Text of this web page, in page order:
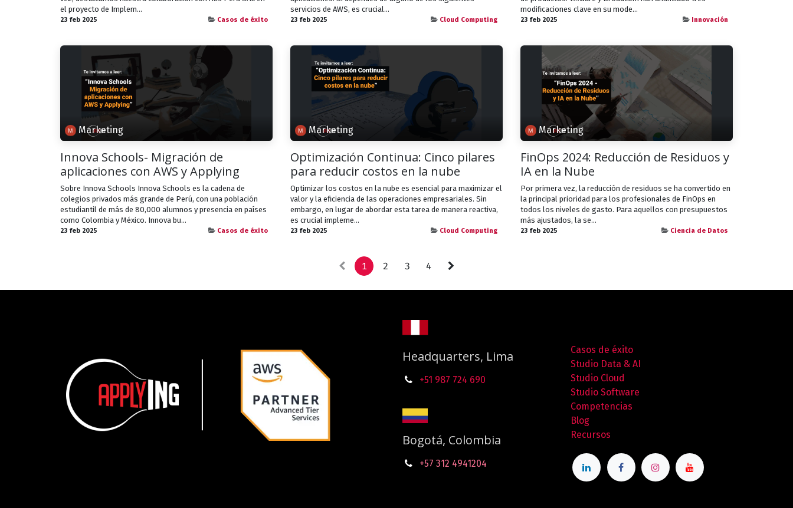
el proyecto de Implem...
23 feb 2025 Casos de éxito
servicios de AWS, es crucial...
23 feb 2025 Cloud Computing
modificaciones clave en su mode...
23 feb 2025 Innovación
Marketing
Innova Schools- Migración de
aplicaciones con AWS y Applying
Sobre Innova Schools Innova Schools es la cadena de
colegios privados más grande de Perú, con una población
estudiantil de más de 80,000 alumnos y presencia en países
como Colombia y México. Innova bu...
23 feb 2025 Casos de éxito
Marketing
Optimización Continua: Cinco pilares
para reducir costos en la nube
Optimizar los costos en la nube es esencial para maximizar el
valor y la eficiencia de las operaciones empresariales. Sin
embargo, en lugar de abordar esta tarea de manera reactiva,
es crucial impleme...
23 feb 2025 Cloud Computing
Marketing
FinOps 2024: Reducción de Residuos y
IA en la Nube
Por primera vez, la reducción de residuos se ha convertido en
la principal prioridad para los profesionales de FinOps en
todos los niveles de gasto. Para aquellos con presupuestos
más ajustados, la se...
23 feb 2025 Ciencia de Datos
1 2 3 4
Bogotá, Colombia
+57 312 4941204
Casos de éxito
Studio Data & AI
Studio Cloud
Studio Software
Competencias
Blog
Recursos
Headquarters, Lima
+51 987 724 690